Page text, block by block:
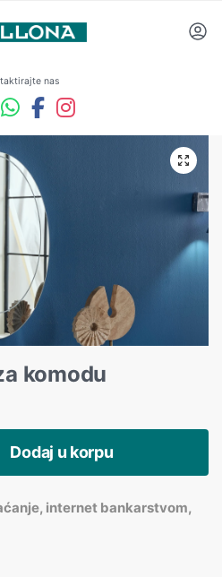
nas
komodu
Dodaj u korpu
internet bankarstvom,